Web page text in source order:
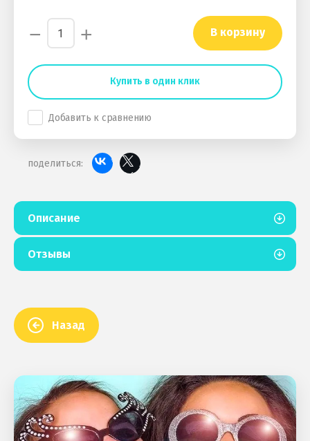
− + В корзину
Купить в один клик
Добавить к сравнению
поделиться:
Описание
Отзывы
Назад